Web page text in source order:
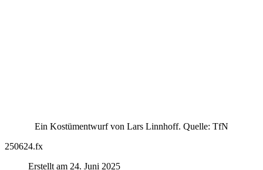
Ein Kostümentwurf von Lars Linnhoff. Quelle: TfN
250624.fx
Erstellt am 24. Juni 2025